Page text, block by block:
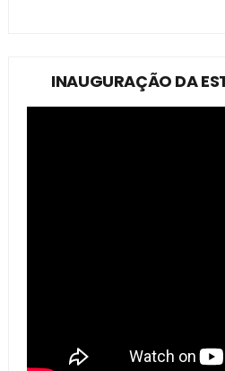
INAUGURAÇÃO DA